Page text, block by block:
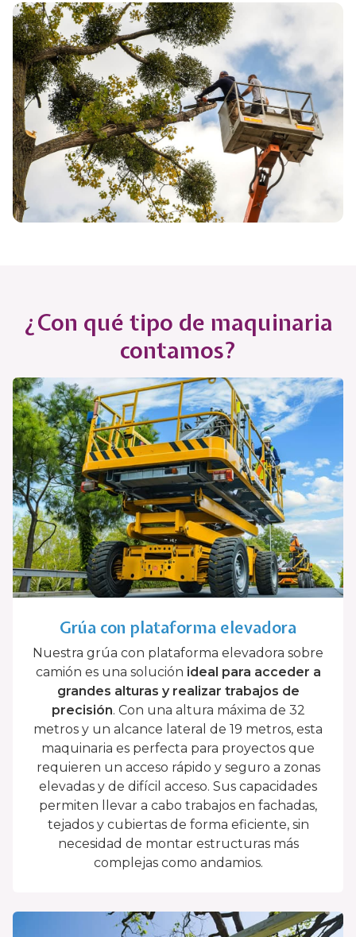
¿Con qué tipo de maquinaria
contamos?
Grúa con plataforma elevadora
Nuestra grúa con plataforma elevadora sobre
camión es una solución ideal para acceder a
grandes alturas y realizar trabajos de
precisión. Con una altura máxima de 32
metros y un alcance lateral de 19 metros, esta
maquinaria es perfecta para proyectos que
requieren un acceso rápido y seguro a zonas
elevadas y de difícil acceso. Sus capacidades
permiten llevar a cabo trabajos en fachadas,
tejados y cubiertas de forma eficiente, sin
necesidad de montar estructuras más
complejas como andamios.